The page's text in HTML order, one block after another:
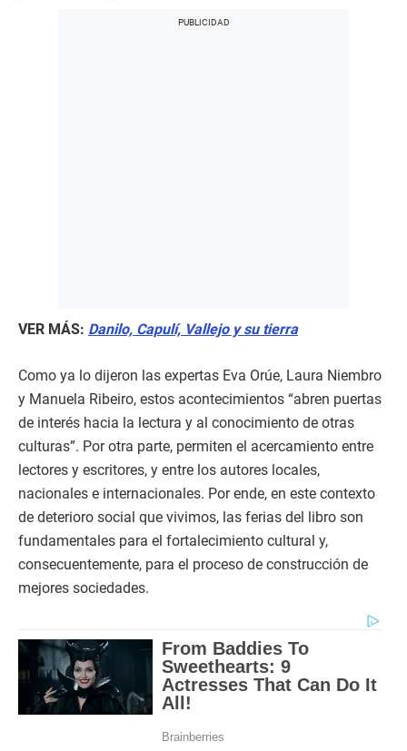
VER MÁS: Danilo, Capulí, Vallejo y su tierra
Como ya lo dijeron las expertas Eva Orúe, Laura Niembro
y Manuela Ribeiro, estos acontecimientos “abren puertas
de interés hacia la lectura y al conocimiento de otras
culturas”. Por otra parte, permiten el acercamiento entre
lectores y escritores, y entre los autores locales,
nacionales e internacionales. Por ende, en este contexto
de deterioro social que vivimos, las ferias del libro son
fundamentales para el fortalecimiento cultural y,
consecuentemente, para el proceso de construcción de
mejores sociedades.